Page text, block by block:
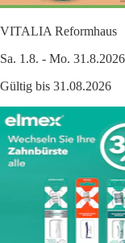
VITALIA Reformhaus
Sa. 1.8. - Mo. 31.8.2026
Gültig bis 31.08.2026